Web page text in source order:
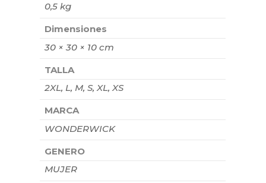
0,5 kg
Dimensiones
30 × 30 × 10 cm
TALLA
2XL, L, M, S, XL, XS
MARCA
WONDERWICK
GENERO
MUJER